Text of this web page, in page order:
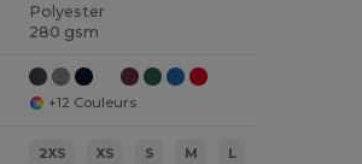
Polyester
280 gsm
+12 Couleurs
2XS XS S M L